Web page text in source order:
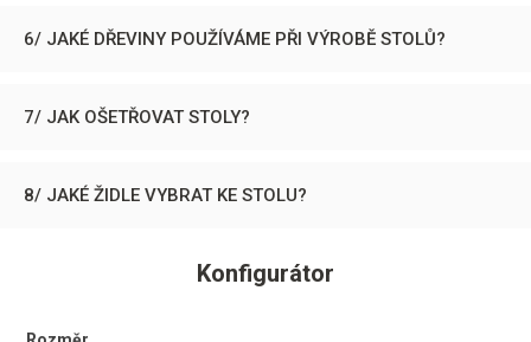
6/ JAKÉ DŘEVINY POUŽÍVÁME PŘI VÝROBĚ STOLŮ?
7/ JAK OŠETŘOVAT STOLY?
8/ JAKÉ ŽIDLE VYBRAT KE STOLU?
Konfigurátor